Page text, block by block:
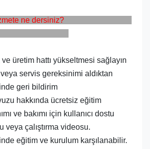
ne dersiniz?
üretim hattı yükseltmesi sağlayın
servis gereksinimi aldıktan
geri bildirim
hakkında ücretsiz eğitim
ve bakımı için kullanıcı dostu
veya çalıştırma videosu.
eğitim ve kurulum karşılanabilir.